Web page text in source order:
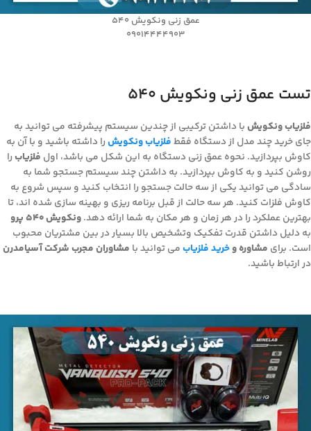
عمق زنی ونکویش 540
09014444903
تست عمق زنی ونکویش ۵۴۰
فلزیاب ونکویشبا داشتن ترکیبی از چندین سیستم پیشرفته می توانید به
جای خرید چند مدل از دستگاه فقطفلزیاب ونکویشرا داشته باشید و با آن به
کاوش بپردازید. نحوه عمق زنی دستگاه به این شکل می باشد، اول فلزیابرا
روشن کنید و به کاوش بپردازید. به داشتن چند سیستم جستجو شما به
سادگی می توانید یکی از سه حالت جستجو را انتخاب کنید و سپس شروع به
کاوش فلزات کنید. هر سه حالت از قبل برنامه ریزی و بهینه سازی شده اند، تا
بهترین عملکرد را در هر زمان و هر مکان به شما ارائه دهد.ونکویش 540 پرو
به دلیل داشتن قدرت تفکیک وتشخیص بالا بسیار در بین مشتریان محبوب
است. برای مشاوره وخرید فلزیابمی توانید با مشاوران مجرب شرکت آسیامدرن
در ارتباط باشید.